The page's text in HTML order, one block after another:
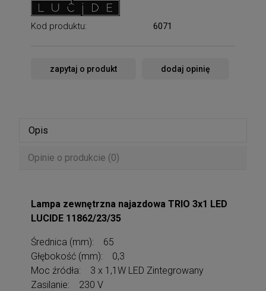
Kod produktu: 6071
zapytaj o produkt dodaj opinię
Opis
Opinie o produkcie (0)
Lampa zewnętrzna najazdowa TRIO 3x1 LED
LUCIDE 11862/23/35
Średnica (mm): 65
Głębokość (mm): 0,3
Moc źródła: 3 x 1,1W LED Zintegrowany
Zasilanie: 230 V